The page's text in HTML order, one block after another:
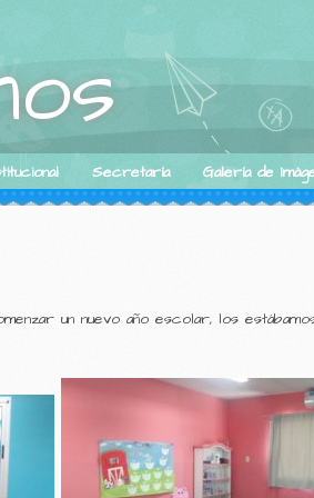
Secretaría Galería de
un nuevo año escolar, los